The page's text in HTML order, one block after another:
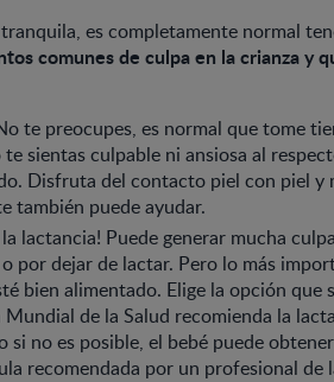
es completamente normal
comunes de culpa en la crianza y
te preocupes, es normal que tome
sientas culpable ni ansiosa al
Disfruta del contacto piel con piel y
también puede ayudar.
la lactancia! Puede generar mucha
por dejar de lactar. Pero lo más
bien alimentado. Elige la opción que
de la Salud recomienda la
si no es posible, el bebé puede
recomendada por un profesional de